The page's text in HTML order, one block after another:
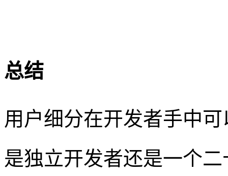
总结
用户细分在开发者手中
是独立开发者还是一个